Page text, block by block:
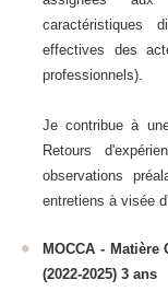
caractéristiques
effectives des
professionnels).
Je contribue à
Retours
observations
entretiens à visée
MOCCA -
(2022-2025) 3 ans